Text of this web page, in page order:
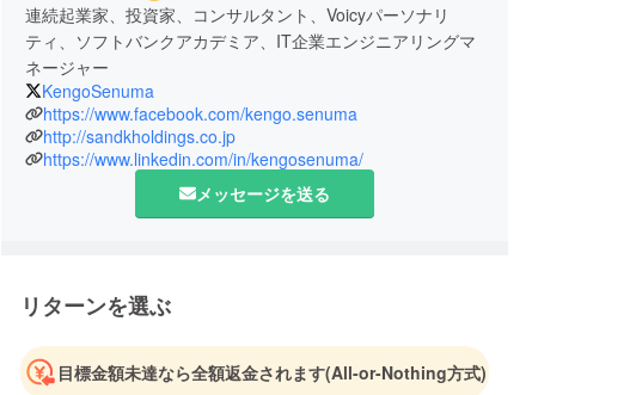
連続起業家、投資家、コンサルタント、Voicyパーソナリ
ティ、ソフトバンクアカデミア、IT企業エンジニアリングマ
ネージャー
KengoSenuma
https://www.facebook.com/kengo.senuma
http://sandkholdings.co.jp
https://www.linkedin.com/in/kengosenuma/
メッセージを送る
リターンを選ぶ
目標金額未達なら全額返金されます(All-or-Nothing方式)